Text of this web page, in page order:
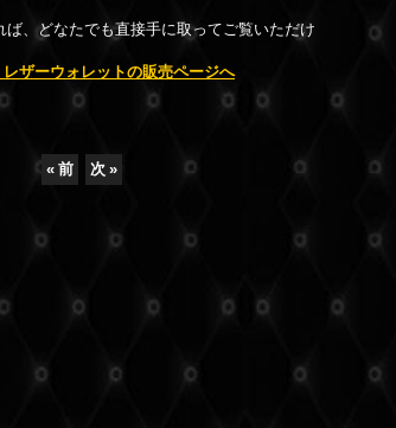
、どなたでも直接手に取ってご覧いただけ
ザーウォレットの販売ページへ
« 前 次 »